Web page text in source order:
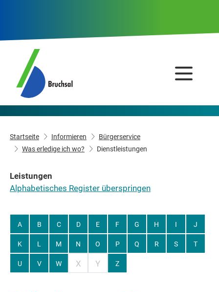
Startseite Informieren
Bürgerservice
Was erledige ich wo?
Dienstleistungen
Leistungen
Alphabetisches Register überspringen
A B C D E F G H I J
K L M N O P Q R S T
U V W X Y Z